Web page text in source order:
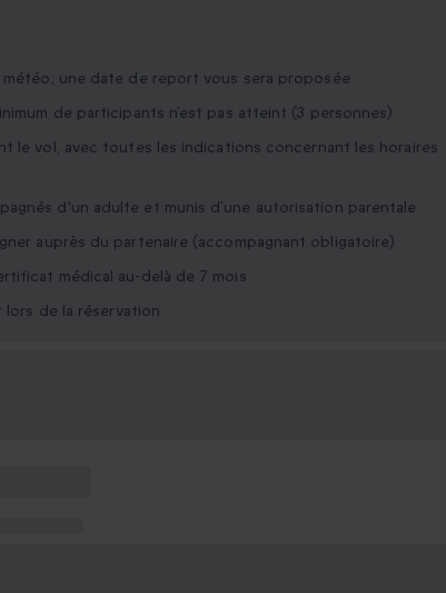
une date de report vous sera proposée
de participants n’est pas atteint (3 personnes)
le vol, avec toutes les indications concernant les horaires
d'un adulte et munis d’une autorisation parentale
auprès du partenaire (accompagnant obligatoire)
médical au-delà de 7 mois
de la réservation